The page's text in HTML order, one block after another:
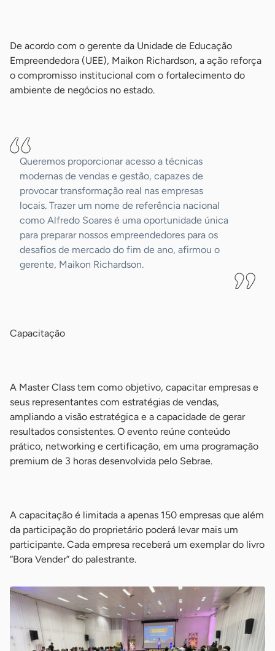
De acordo com o gerente da Unidade de Educação
Empreendedora (UEE), Maikon Richardson, a ação reforça
o compromisso institucional com o fortalecimento do
ambiente de negócios no estado.
Queremos proporcionar acesso a técnicas
modernas de vendas e gestão, capazes de
provocar transformação real nas empresas
locais. Trazer um nome de referência nacional
como Alfredo Soares é uma oportunidade única
para preparar nossos empreendedores para os
desafios de mercado do fim de ano, afirmou o
gerente, Maikon Richardson.
Capacitação
A Master Class tem como objetivo, capacitar empresas e
seus representantes com estratégias de vendas,
ampliando a visão estratégica e a capacidade de gerar
resultados consistentes. O evento reúne conteúdo
prático, networking e certificação, em uma programação
premium de 3 horas desenvolvida pelo Sebrae.
A capacitação é limitada a apenas 150 empresas que além
da participação do proprietário poderá levar mais um
participante. Cada empresa receberá um exemplar do livro
“Bora Vender” do palestrante.